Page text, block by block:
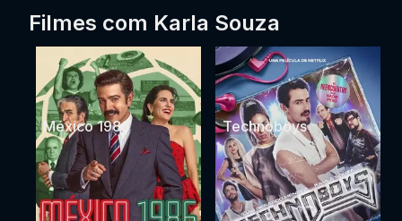
Filmes com Karla Souza
México 1986 Technoboys